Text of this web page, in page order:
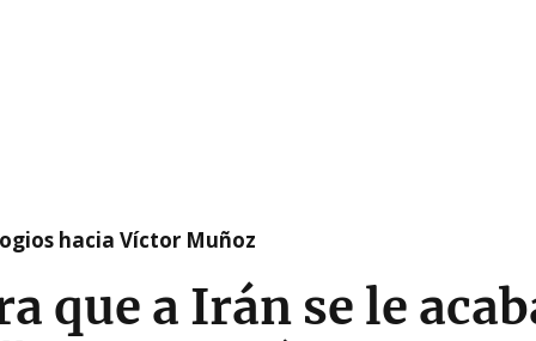
hacia Víctor Muñoz
que a Irán se le